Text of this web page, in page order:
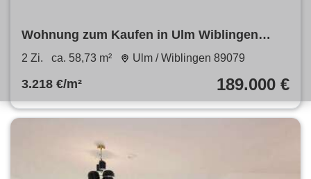
Wohnung zum Kaufen in Ulm Wiblingen
189.000 € 58.73 m²
2 Zi. ca. 58,73 m² Ulm / Wiblingen 89079
3.218 €/m² 189.000 €